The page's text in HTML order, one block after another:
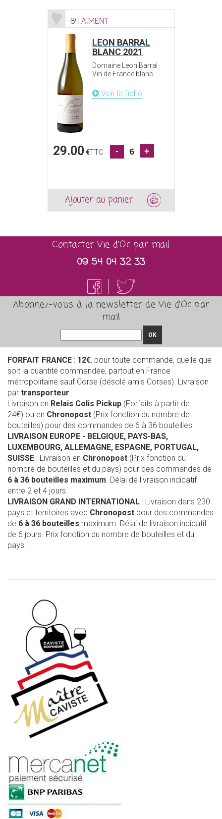
84 AIMENT
LEON BARRAL
BLANC 2021
Domaine Leon Barral
Vin de France blanc
Voir la fiche
29.00 €TTC - +
Ajouter au panier
Contacter Vie d'Oc parmail
09 54 04 32 33
Abonnez-vous à la newsletter de Vie d'Oc par
mail
OK
FORFAIT FRANCE : 12€, pour toute commande, quelle que
soit la quantité commandée, partout en France
métropolitaine sauf Corse (désolé amis Corses). Livraison
par transporteur.
Livraison en Relais Colis Pickup (Forfaits à partir de
24€) ou en Chronopost (Prix fonction du nombre de
bouteilles) pour des commandes de 6 à 36 bouteilles
LIVRAISON EUROPE - BELGIQUE, PAYS-BAS,
LUXEMBOURG, ALLEMAGNE, ESPAGNE, PORTUGAL,
SUISSE : Livraison en Chronopost (Prix fonction du
nombre de bouteilles et du pays) pour des commandes de
6 à 36 bouteilles maximum. Délai de livraison indicatif
entre 2 et 4 jours.
LIVRAISON GRAND INTERNATIONAL : Livraison dans 230
pays et territoires avec Chronopost pour des commandes
de 6 à 36 bouteilles maximum. Délai de livraison indicatif
de 6 jours. Prix fonction du nombre de bouteilles et du
pays.